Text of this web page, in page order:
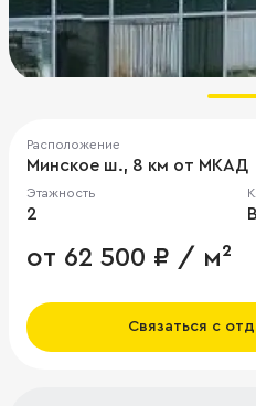
Расположение
Минское ш., 8 км от МКАД
Этажность
2
от 62 500 ₽ / м²
Связаться с